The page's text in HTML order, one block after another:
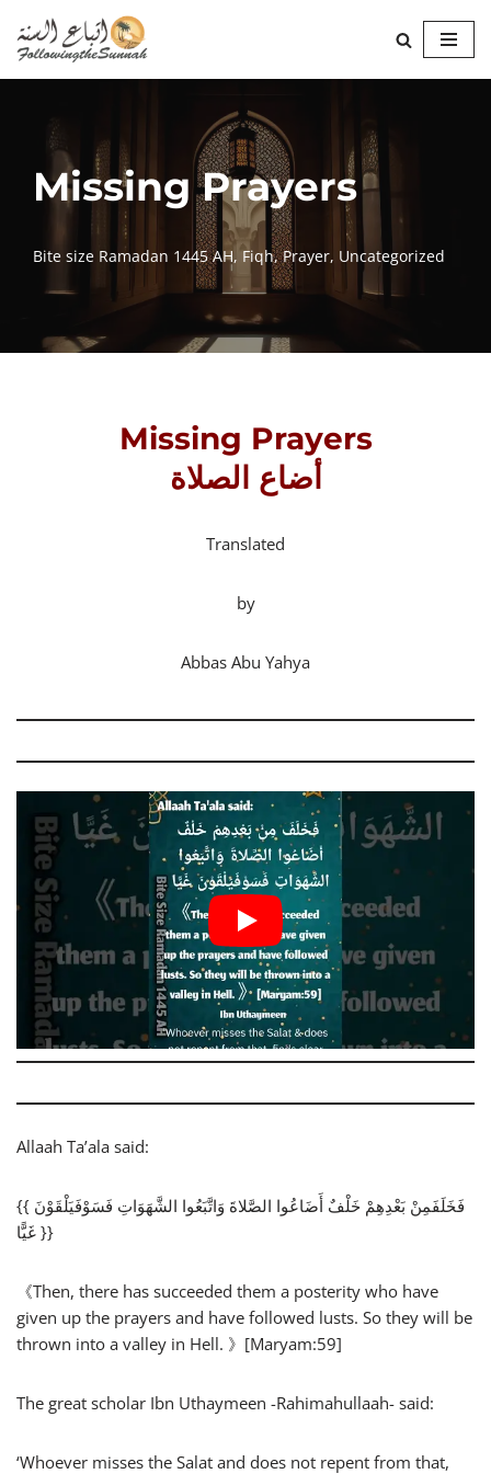
Skip
to
Missing Prayers
Bite size Ramadan 1445 AH,Fiqh,Prayer, Uncategorized
Missing Prayers
أضاع الصلاة
Translated
by
Abbas Abu Yahya
Allaah Ta’ala said:
{{ فَخَلَفَمِنْ بَعْدِهِمْ خَلْفٌ أَضَاعُوا الصَّلاةَ وَاتَّبَعُوا الشَّهَوَاتِ فَسَوْفَيَلْقَوْنَ
غَيًّا }}
《Then, there has succeeded them a posterity who have
given up the prayers and have followed lusts. So they will be
thrown into a valley in Hell. 》[Maryam:59]
The great scholar Ibn Uthaymeen -Rahimahullaah- said:
‘Whoever misses the Salat and does not repent from that,